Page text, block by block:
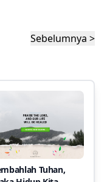
Sebelumnya >
Tuhan,